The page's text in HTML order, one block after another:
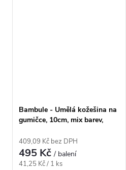
Bambule - Umělá kožešina na
gumičce, 10cm, mix barev,
409,09 Kč bez DPH
495 Kč/ balení
Měrná
41,25 Kč / 1 ks